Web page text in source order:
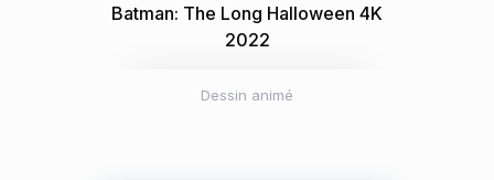
Batman: The Long Halloween 4K
2022
Dessin animé